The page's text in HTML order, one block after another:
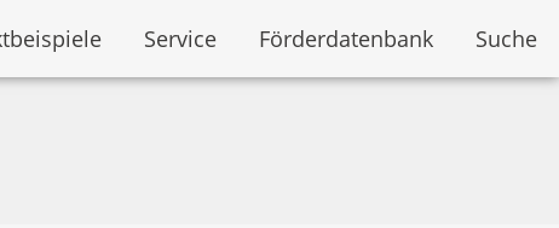
Service Förderdatenbank Suche